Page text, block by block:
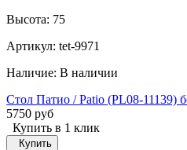
Высота: 75
Артикул: tet-9971
Наличие: В наличии
Стол Патио / Patio (PL08-11139)
5750 руб
Купить в 1 клик
Купить